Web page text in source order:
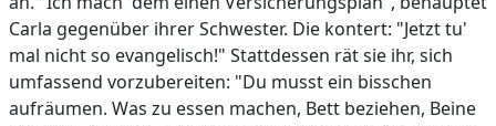
Carla gegenüber ihrer Schwester. Die kontert: "Jetzt tu'
mal nicht so evangelisch!" Stattdessen rät sie ihr, sich
umfassend vorzubereiten: "Du musst ein bisschen
aufräumen. Was zu essen machen, Bett beziehen, Beine